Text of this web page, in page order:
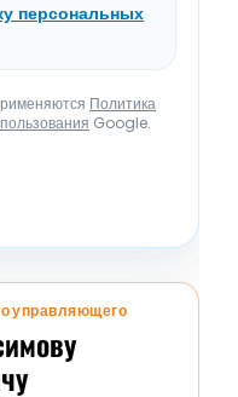
персональных
Политика
Google.
управляющего